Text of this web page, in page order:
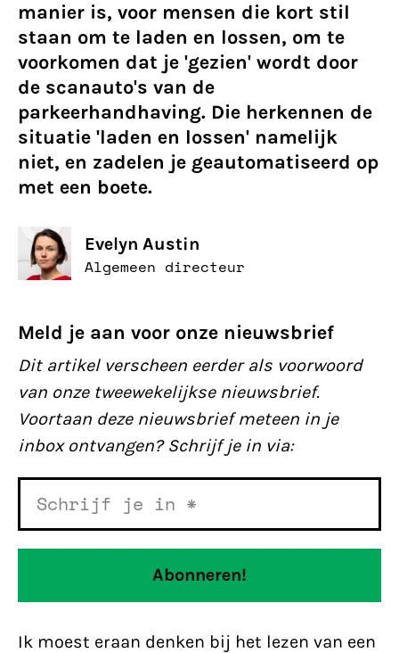
manier is, voor mensen die kort stil
staan om te laden en lossen, om te
voorkomen dat je 'gezien' wordt door
de scanauto's van de
parkeerhandhaving. Die herkennen de
situatie 'laden en lossen' namelijk
niet, en zadelen je geautomatiseerd op
met een boete.
Evelyn Austin
Algemeen directeur
Meld je aan voor onze nieuwsbrief
Dit artikel verscheen eerder als voorwoord
van onze tweewekelijkse nieuwsbrief.
Voortaan deze nieuwsbrief meteen in je
inbox ontvangen? Schrijf je in via:
Ik moest eraan denken bij het lezen van een